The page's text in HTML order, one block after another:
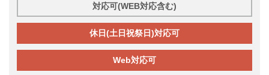
対応可(WEB対応含む)
休日(土日祝祭日)対応可
Web対応可